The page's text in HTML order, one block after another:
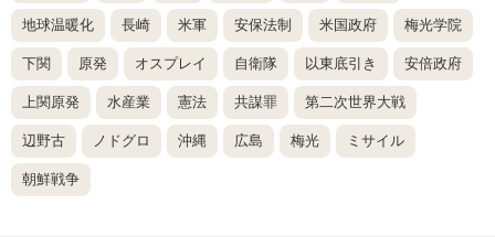
地球温暖化 長崎 米軍 安保法制 米国政府 梅光学院
下関 原発 オスプレイ 自衛隊 以東底引き 安倍政府
上関原発 水産業 憲法 共謀罪 第二次世界大戦
辺野古 ノドグロ 沖縄 広島 梅光 ミサイル
朝鮮戦争